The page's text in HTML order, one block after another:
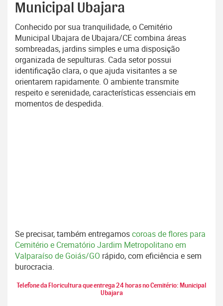
Municipal Ubajara
Conhecido por sua tranquilidade, o Cemitério
Municipal Ubajara de Ubajara/CE combina áreas
sombreadas, jardins simples e uma disposição
organizada de sepulturas. Cada setor possui
identificação clara, o que ajuda visitantes a se
orientarem rapidamente. O ambiente transmite
respeito e serenidade, características essenciais em
momentos de despedida.
Se precisar, também entregamoscoroas de flores para
Cemitério e Crematório Jardim Metropolitano em
Valparaíso de Goiás/GO rápido, com eficiência e sem
burocracia.
Telefone da Floricultura que entrega 24 horas no Cemitério: Municipal
Ubajara